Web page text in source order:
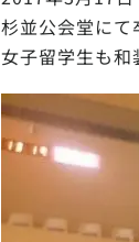
杉並公会堂にて
女子留学生も和